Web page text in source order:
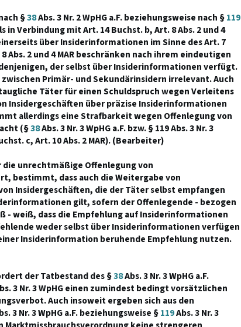
§38Abs. 3 Nr. 2 WpHG a.F. beziehungsweise nach §119
in Verbindung mit Art. 14 Buchst. b, Art. 8 Abs. 2 und 4
über Insiderinformationen im Sinne des Art. 7
Abs. 2 und 4 MAR beschränken nach ihrem eindeutigen
der selbst über Insiderinformationen verfügt.
Primär- und Sekundärinsidern irrelevant. Auch
Täter für einen Schuldspruch wegen Verleitens
Insidergeschäften über präzise Insiderinformationen
allerdings eine Strafbarkeit wegen Offenlegung von
(§38Abs. 3 Nr. 3 WpHG a.F. bzw. § 119 Abs. 3 Nr. 3
c, Art. 10 Abs. 2 MAR). (Bearbeiter)
die unrechtmäßige Offenlegung von
bestimmt, dass auch die Weitergabe von
Insidergeschäften, die der Täter selbst empfangen
gilt, sofern der Offenlegende - bezogen
- weiß, dass die Empfehlung auf Insiderinformationen
weder selbst über Insiderinformationen verfügen
Insiderinformation beruhende Empfehlung nutzen.
der Tatbestand des §38Abs. 3 Nr. 3 WpHG a.F.
3 Nr. 3 WpHG einen zumindest bedingt vorsätzlichen
Auch insoweit ergeben sich aus den
3 Nr. 3 WpHG a.F. beziehungsweise §119Abs. 3 Nr. 3